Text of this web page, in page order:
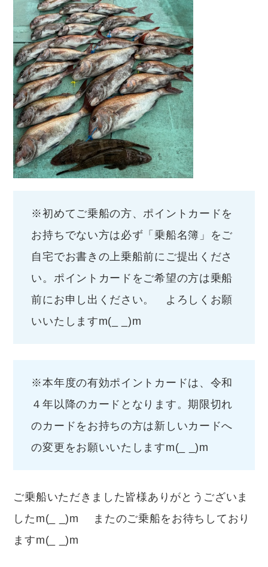
※初めてご乗船の方、ポイントカードを
お持ちでない方は必ず「乗船名簿」をご
自宅でお書きの上乗船前にご提出くださ
い。ポイントカードをご希望の方は乗船
前にお申し出ください。 よろしくお願
いいたしますm(_ _)m
※本年度の有効ポイントカードは、令和
４年以降のカードとなります。期限切れ
のカードをお持ちの方は新しいカードへ
の変更をお願いいたしますm(_ _)m
ご乗船いただきました皆様ありがとうございま
したm(_ _)m またのご乗船をお待ちしており
ますm(_ _)m